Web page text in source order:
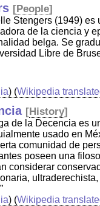
[People]
Stengers (1949) es
de la ciencia y
belga. Se
Libre de
) (Wikipedia
[History]
de la Decencia es
usado en
comunidad de
poseen una
considerar
) (Wikipedia